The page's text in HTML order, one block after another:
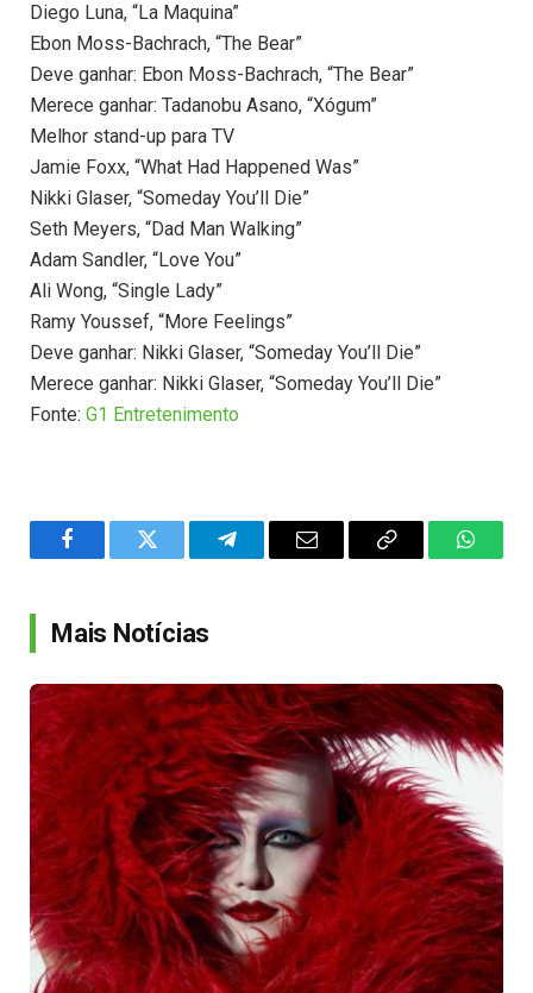
Diego Luna, “La Maquina”
Ebon Moss-Bachrach, “The Bear”
Deve ganhar: Ebon Moss-Bachrach, “The Bear”
Merece ganhar: Tadanobu Asano, “Xógum”
Melhor stand-up para TV
Jamie Foxx, “What Had Happened Was”
Nikki Glaser, “Someday You’ll Die”
Seth Meyers, “Dad Man Walking”
Adam Sandler, “Love You”
Ali Wong, “Single Lady”
Ramy Youssef, “More Feelings”
Deve ganhar: Nikki Glaser, “Someday You’ll Die”
Merece ganhar: Nikki Glaser, “Someday You’ll Die”
Fonte: G1 Entretenimento
FacebookTwitter TelegramEmail
Copy
Mais Notícias